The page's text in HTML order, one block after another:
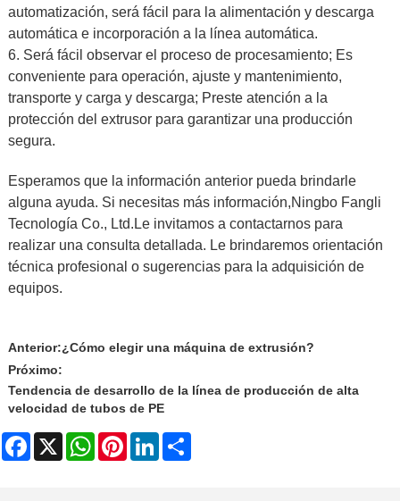
automatización, será fácil para la alimentación y descarga
automática e incorporación a la línea automática.
6. Será fácil observar el proceso de procesamiento; Es
conveniente para operación, ajuste y mantenimiento,
transporte y carga y descarga; Preste atención a la
protección del extrusor para garantizar una producción
segura.
Esperamos que la información anterior pueda brindarle
alguna ayuda. Si necesitas más información,Ningbo Fangli
Tecnología Co., Ltd. Le invitamos a contactarnos para
realizar una consulta detallada. Le brindaremos orientación
técnica profesional o sugerencias para la adquisición de
equipos.
Anterior:¿Cómo elegir una máquina de extrusión?
Próximo:
Tendencia de desarrollo de la línea de producción de alta
velocidad de tubos de PE
Facebook
X WhatsAppPinterestLinkedIn